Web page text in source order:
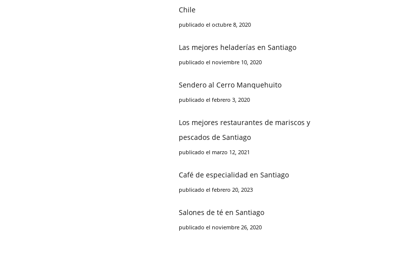
Chile
publicado el octubre 8, 2020
Las mejores heladerías en Santiago
publicado el noviembre 10, 2020
Sendero al Cerro Manquehuito
publicado el febrero 3, 2020
Los mejores restaurantes de mariscos y
pescados de Santiago
publicado el marzo 12, 2021
Café de especialidad en Santiago
publicado el febrero 20, 2023
Salones de té en Santiago
publicado el noviembre 26, 2020